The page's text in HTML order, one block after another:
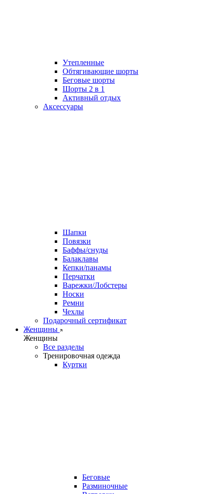
Утепленные
Обтягивающие шорты
Беговые шорты
Шорты 2 в 1
Активный отдых
Аксессуары
Шапки
Повязки
Баффы/снуды
Балаклавы
Кепки/панамы
Перчатки
Варежки/Лобстеры
Носки
Ремни
Чехлы
Подарочный сертификат
Женщины
Женщины
Все разделы
Тренировочная одежда
Куртки
Беговые
Разминочные